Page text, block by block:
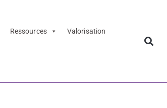
Ressources Valorisation
le